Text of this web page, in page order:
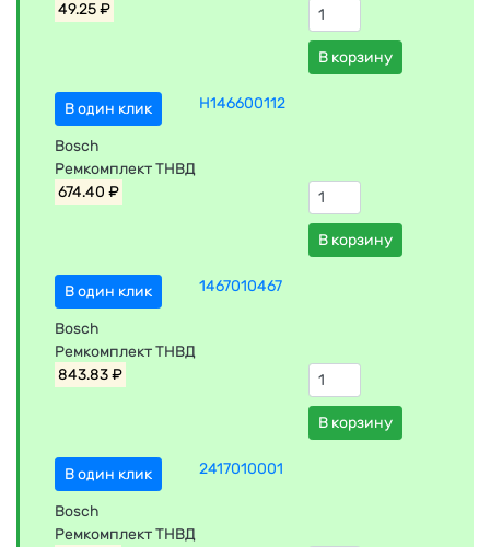
49.25 ₽
В корзину
В один клик H146600112
Bosch
Ремкомплект ТНВД
674.40 ₽
В корзину
В один клик 1467010467
Bosch
Ремкомплект ТНВД
843.83 ₽
В корзину
В один клик 2417010001
Bosch
Ремкомплект ТНВД